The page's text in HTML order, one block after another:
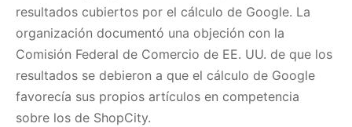
resultados cubiertos por el cálculo de Google. La
organización documentó una objeción con la
Comisión Federal de Comercio de EE. UU. de que los
resultados se debieron a que el cálculo de Google
favorecía sus propios artículos en competencia
sobre los de ShopCity.